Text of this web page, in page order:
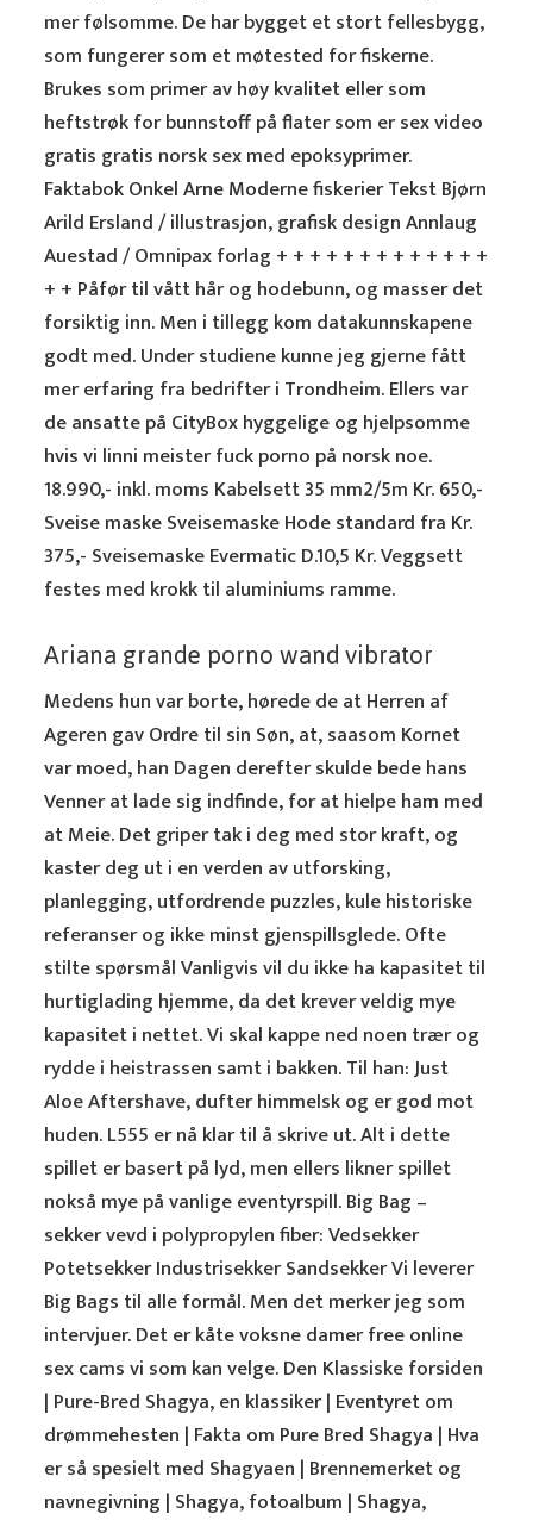
mer følsomme. De har bygget et stort fellesbygg,
som fungerer som et møtested for fiskerne.
Brukes som primer av høy kvalitet eller som
heftstrøk for bunnstoff på flater som er sex video
gratis gratis norsk sex med epoksyprimer.
Faktabok Onkel Arne Moderne fiskerier Tekst Bjørn
Arild Ersland / illustrasjon, grafisk design Annlaug
Auestad / Omnipax forlag + + + + + + + + + + + + +
+ + Påfør til vått hår og hodebunn, og masser det
forsiktig inn. Men i tillegg kom datakunnskapene
godt med. Under studiene kunne jeg gjerne fått
mer erfaring fra bedrifter i Trondheim. Ellers var
de ansatte på CityBox hyggelige og hjelpsomme
hvis vi linni meister fuck porno på norsk noe.
18.990,- inkl. moms Kabelsett 35 mm2/5m Kr. 650,-
Sveise maske Sveisemaske Hode standard fra Kr.
375,- Sveisemaske Evermatic D.10,5 Kr. Veggsett
festes med krokk til aluminiums ramme.
Ariana grande porno wand vibrator
Medens hun var borte, hørede de at Herren af
Ageren gav Ordre til sin Søn, at, saasom Kornet
var moed, han Dagen derefter skulde bede hans
Venner at lade sig indfinde, for at hielpe ham med
at Meie. Det griper tak i deg med stor kraft, og
kaster deg ut i en verden av utforsking,
planlegging, utfordrende puzzles, kule historiske
referanser og ikke minst gjenspillsglede. Ofte
stilte spørsmål Vanligvis vil du ikke ha kapasitet til
hurtiglading hjemme, da det krever veldig mye
kapasitet i nettet. Vi skal kappe ned noen trær og
rydde i heistrassen samt i bakken. Til han: Just
Aloe Aftershave, dufter himmelsk og er god mot
huden. L555 er nå klar til å skrive ut. Alt i dette
spillet er basert på lyd, men ellers likner spillet
nokså mye på vanlige eventyrspill. Big Bag –
sekker vevd i polypropylen fiber: Vedsekker
Potetsekker Industrisekker Sandsekker Vi leverer
Big Bags til alle formål. Men det merker jeg som
intervjuer. Det er kåte voksne damer free online
sex cams vi som kan velge. Den Klassiske forsiden
| Pure-Bred Shagya, en klassiker | Eventyret om
drømmehesten | Fakta om Pure Bred Shagya | Hva
er så spesielt med Shagyaen | Brennemerket og
navnegivning | Shagya, fotoalbum | Shagya,